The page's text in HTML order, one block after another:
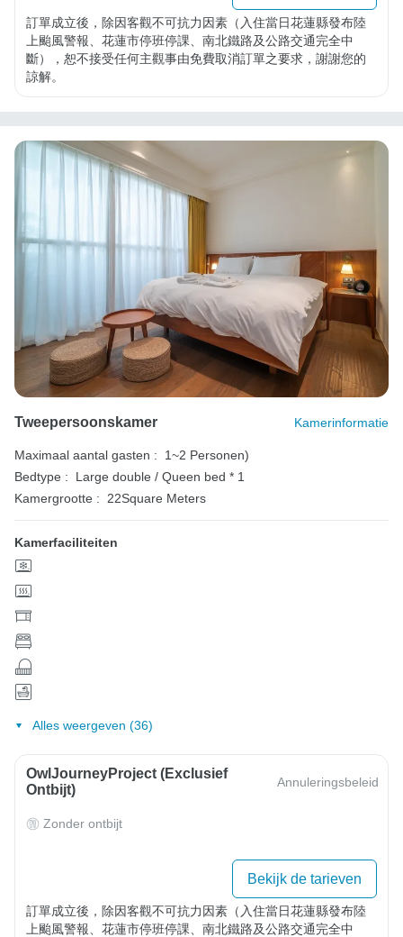
訂單成立後，除因客觀不可抗力因素（入住當日花蓮縣發布陸
上颱風警報、花蓮市停班停課、南北鐵路及公路交通完全中
斷），恕不接受任何主觀事由免費取消訂單之要求，謝謝您的
諒解。
Tweepersoonskamer Kamerinformatie
Maximaal aantal gasten :
1~2 Personen)
Bedtype :
Large double / Queen bed * 1
Kamergrootte : 22Square Meters
Kamerfaciliteiten
Alles weergeven (36)
OwlJourneyProject (exclusief
Ontbijt)
Annuleringsbeleid
Zonder ontbijt
Bekijk de tarieven
訂單成立後，除因客觀不可抗力因素（入住當日花蓮縣發布陸
上颱風警報、花蓮市停班停課、南北鐵路及公路交通完全中